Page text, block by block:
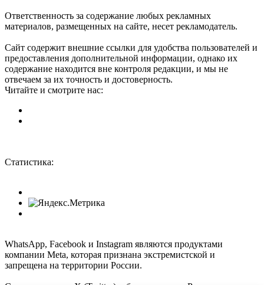
Ответственность за содержание любых рекламных
материалов, размещенных на сайте, несет рекламодатель.
Сайт содержит внешние ссылки для удобства пользователей и
предоставления дополнительной информации, однако их
содержание находится вне контроля редакции, и мы не
отвечаем за их точность и достоверность.
Читайте и смотрите нас:
Статистика:
WhatsApp, Facebook и Instagram являются продуктами
компании Meta, которая признана экстремистской и
запрещена на территории России.